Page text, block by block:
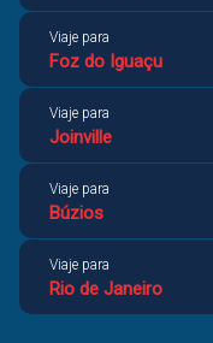
Viaje para
Foz do Iguaçu
Viaje para
Joinville
Viaje para
Búzios
Viaje para
Rio de Janeiro